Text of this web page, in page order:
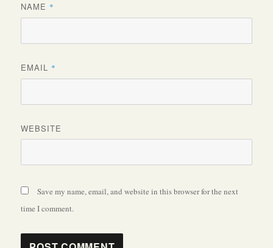
NAME *
EMAIL *
WEBSITE
Save my name, email, and website in this browser for the next
time I comment.